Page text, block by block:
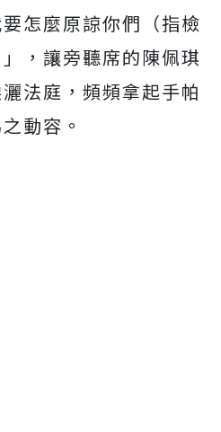
怎麼原諒你們（指檢
，讓旁聽席的陳佩琪
法庭，頻頻拿起手帕
動容。